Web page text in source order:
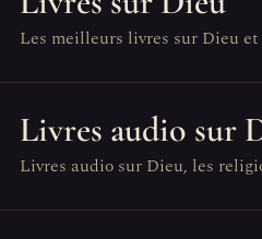
Les meilleurs livres sur Dieu
Livres audio sur
Livres audio sur Dieu, les